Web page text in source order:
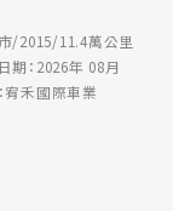
/2015/11.4萬公里
期：2026年 08月
宥禾國際車業